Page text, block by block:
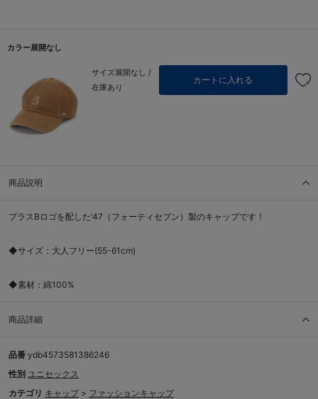
カラー展開なし
サイズ展開なし /
在庫あり
カートに入れる
商品説明
プラスBロゴを配した'47（フォーティセブン）製のキャップです！
◆サイズ：大人フリー(55-61cm)
◆素材：綿100%
商品詳細
品番 ydb4573581386246
性別 ユニセックス
カテゴリ キャップ > ファッションキャップ